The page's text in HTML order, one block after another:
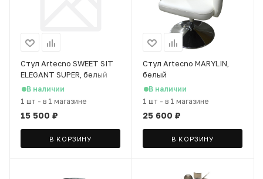
Стул Artecno SWEET SIT
ELEGANT SUPER, белый
В наличии
1 шт - в 1 магазине
15 500 ₽
В КОРЗИНУ
Стул Artecno MARYLIN,
белый
В наличии
1 шт - в 1 магазине
25 600 ₽
В КОРЗИНУ